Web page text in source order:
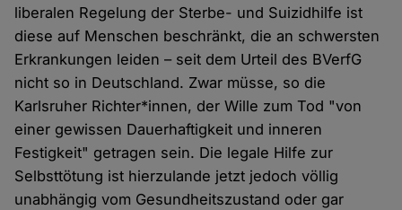
liberalen Regelung der Sterbe- und Suizidhilfe ist
diese auf Menschen beschränkt, die an schwersten
Erkrankungen leiden – seit dem Urteil des BVerfG
nicht so in Deutschland. Zwar müsse, so die
Karlsruher Richter*innen, der Wille zum Tod "von
einer gewissen Dauerhaftigkeit und inneren
Festigkeit" getragen sein. Die legale Hilfe zur
Selbsttötung ist hierzulande jetzt jedoch völlig
unabhängig vom Gesundheitszustand oder gar